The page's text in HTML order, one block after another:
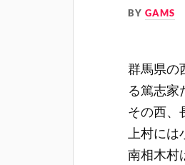
BYGAMS
群馬県の
る篤志家
その西、
上村には
南相木村